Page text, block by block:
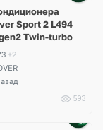
Sport 2 L494
Twin-turbo
+2
593